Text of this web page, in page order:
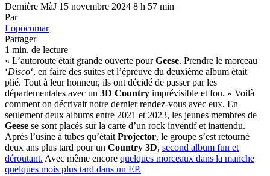
Dernière MàJ 15 novembre 2024 8 h 57 min
Par
Lopocomar
Partager
1 min. de lecture
« L’autoroute était grande ouverte pourGeese. Prendre le morceau
‘Disco‘, en faire des suites et l’épreuve du deuxième album était
plié. Tout à leur honneur, ils ont décidé de passer par les
départementales avec un 3D Country imprévisible et fou. » Voilà
comment on décrivait notre dernier rendez-vous avec eux. En
seulement deux albums entre 2021 et 2023, les jeunes membres de
Geese se sont placés sur la carte d’un rock inventif et inattendu.
Après l’usine à tubes qu’était Projector, le groupe s’est retourné
deux ans plus tard pour un Country 3D, second album fun et
déroutant. Avec même encore quelques morceaux dans la manche
quelques mois plus tard dans un EP.